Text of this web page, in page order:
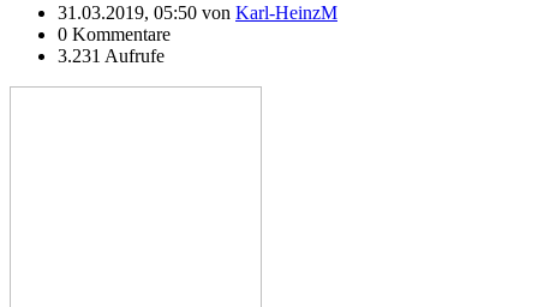
31.03.2019, 05:50 von Karl-HeinzM
0 Kommentare
3.231 Aufrufe